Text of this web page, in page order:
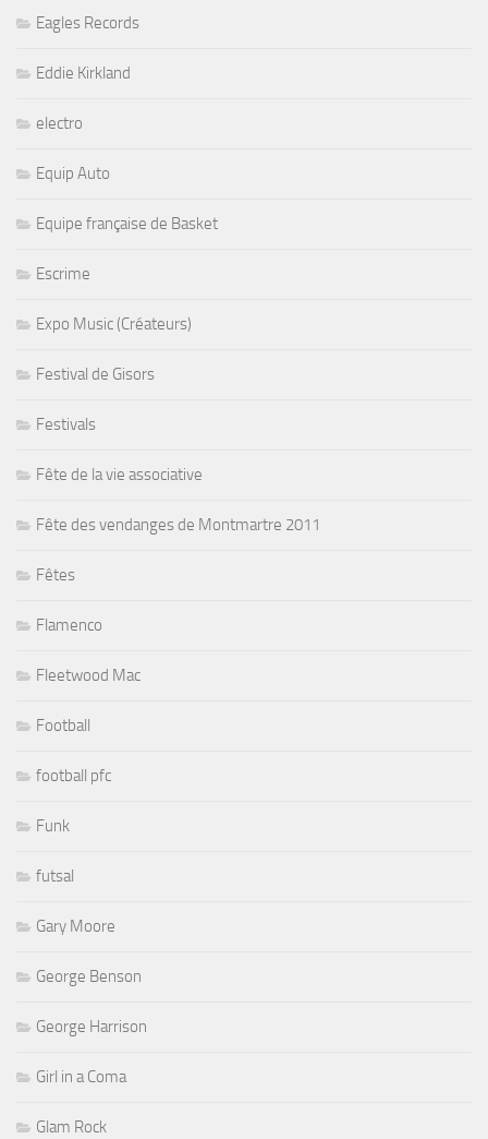
Eagles Records
Eddie Kirkland
electro
Equip Auto
Equipe française de Basket
Escrime
Expo Music (Créateurs)
Festival de Gisors
Festivals
Fête de la vie associative
Fête des vendanges de Montmartre 2011
Fêtes
Flamenco
Fleetwood Mac
Football
football pfc
Funk
futsal
Gary Moore
George Benson
George Harrison
Girl in a Coma
Glam Rock